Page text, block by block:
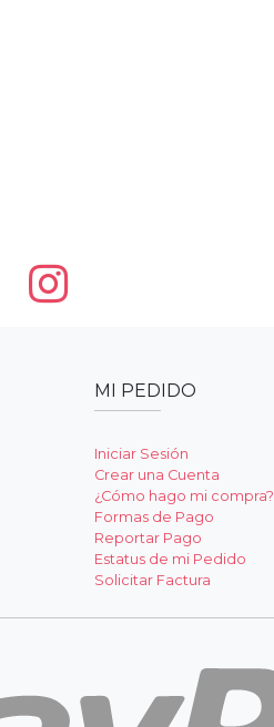
MI PEDIDO
Iniciar Sesión
Crear una Cuenta
¿Cómo hago mi compra?
Formas de Pago
Reportar Pago
Estatus de mi Pedido
Solicitar Factura